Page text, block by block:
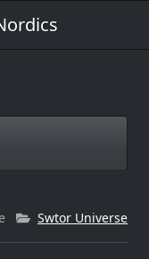
Swtor Universe